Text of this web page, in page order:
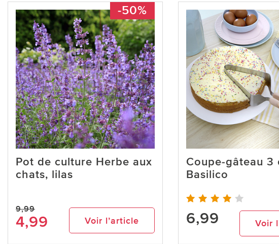
-50%
Pot de culture Herbe aux
chats, lilas
9,99
4,99 Voir l’article
Coupe-gâteau 3
Basilico
6,99 Voir